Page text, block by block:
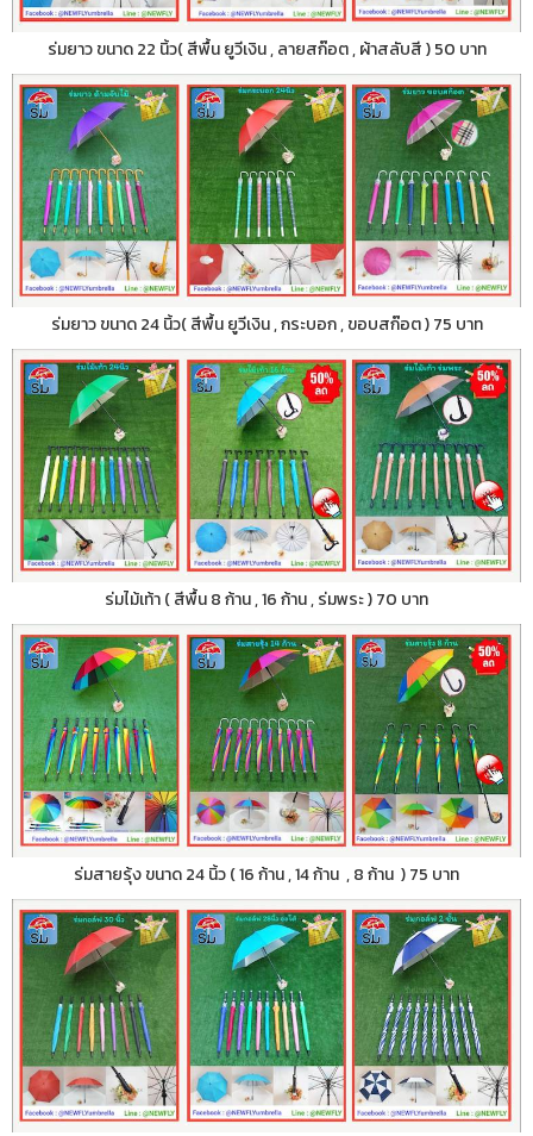
ร่มยาว ขนาด 22 นิ้ว( สีพื้น ยูวีเงิน , ลายสก๊อต , ผ้าสลับสี ) 50 บาท
ร่มยาว ขนาด 24 นิ้ว( สีพื้น ยูวีเงิน , กระบอก , ขอบสก๊อต ) 75 บาท
ร่มไม้เท้า ( สีพื้น 8 ก้าน , 16 ก้าน , ร่มพระ ) 70 บาท
ร่มสายรุ้ง ขนาด 24 นิ้ว ( 16 ก้าน , 14 ก้าน , 8 ก้าน ) 75 บาท